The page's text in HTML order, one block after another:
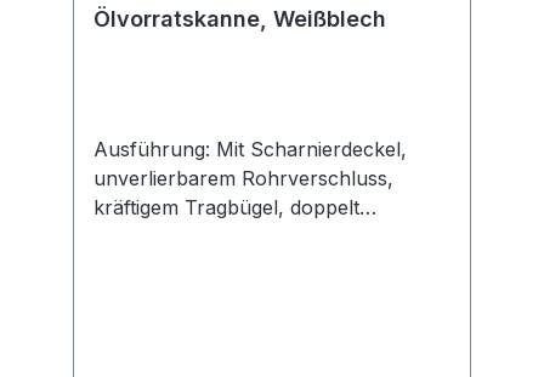
Ölvorratskanne, Weißblech
Ausführung: Mit Scharnierdeckel,
unverlierbarem Rohrverschluss,
kräftigem Tragbügel, doppelt